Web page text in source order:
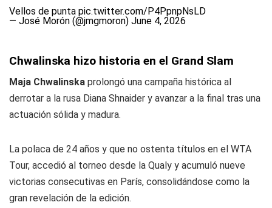
Vellos de punta pic.twitter.com/P4PpnpNsLD
— José Morón (@jmgmoron) June 4, 2026
Chwalinska hizo historia en el Grand Slam
Maja Chwalinska prolongó una campaña histórica al
derrotar a la rusa Diana Shnaider y avanzar a la final tras una
actuación sólida y madura.
La polaca de 24 años y que no ostenta títulos en el WTA
Tour, accedió al torneo desde la Qualy y acumuló nueve
victorias consecutivas en París, consolidándose como la
gran revelación de la edición.